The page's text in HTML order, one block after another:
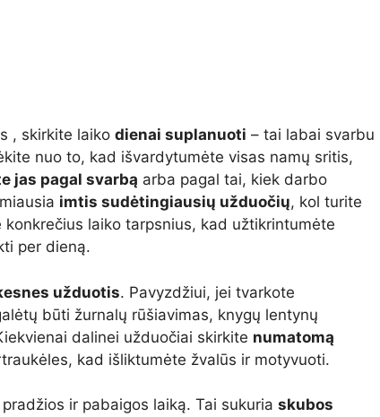
, skirkite laiko dienai suplanuoti – tai labai svarbu
nuo to, kad išvardytumėte visas namų sritis,
jas pagal svarbą arba pagal tai, kiek darbo
imtis sudėtingiausių užduočių, kol turite
laiko tarpsnius, kad užtikrintumėte
per dieną.
užduotis. Pavyzdžiui, jei tvarkote
būti žurnalų rūšiavimas, knygų lentynų
dalinei užduočiai skirkite numatomą
kad išliktumėte žvalūs ir motyvuoti.
ir pabaigos laiką. Tai sukuria skubos